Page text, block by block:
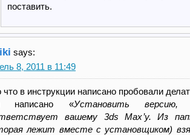
поставить.
says:
8, 2011 в 11:49
что в инструкции написано пробовали
написано «Установить версию,
вашему 3ds Max’у. Из
лежит вместе с установщиком)